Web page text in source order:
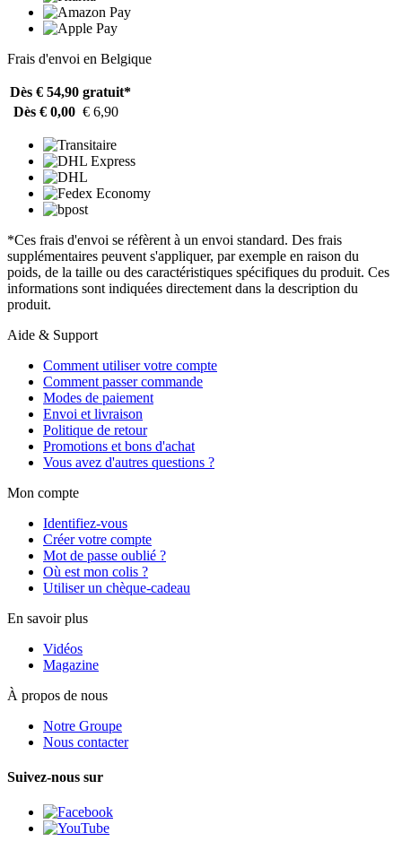
Frais d'envoi en Belgique
Dès € 54,90 gratuit*
Dès € 0,00 € 6,90
*Ces frais d'envoi se réfèrent à un envoi standard. Des frais
supplémentaires peuvent s'appliquer, par exemple en raison du
poids, de la taille ou des caractéristiques spécifiques du produit. Ces
informations sont indiquées directement dans la description du
produit.
Aide & Support
Comment utiliser votre compte
Comment passer commande
Modes de paiement
Envoi et livraison
Politique de retour
Promotions et bons d'achat
Vous avez d'autres questions ?
Mon compte
Identifiez-vous
Créer votre compte
Mot de passe oublié ?
Où est mon colis ?
Utiliser un chèque-cadeau
En savoir plus
Vidéos
Magazine
À propos de nous
Notre Groupe
Nous contacter
Suivez-nous sur